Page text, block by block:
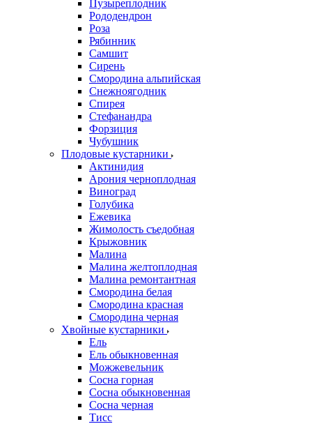
Пузыреплодник
Рододендрон
Роза
Рябинник
Самшит
Сирень
Смородина альпийская
Снежноягодник
Спирея
Стефанандра
Форзиция
Чубушник
Плодовые кустарники
Актинидия
Арония черноплодная
Виноград
Голубика
Ежевика
Жимолость съедобная
Крыжовник
Малина
Малина желтоплодная
Малина ремонтантная
Смородина белая
Смородина красная
Смородина черная
Хвойные кустарники
Ель
Ель обыкновенная
Можжевельник
Сосна горная
Сосна обыкновенная
Сосна черная
Тисс